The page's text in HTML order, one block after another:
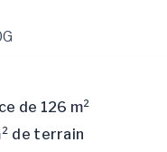
de 126 m²
de terrain